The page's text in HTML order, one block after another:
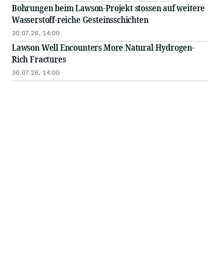
Bohrungen beim Lawson-Projekt stossen auf weitere
Wasserstoff-reiche Gesteinsschichten
30.07.26, 14:00
Lawson Well Encounters More Natural Hydrogen-
Rich Fractures
30.07.26, 14:00